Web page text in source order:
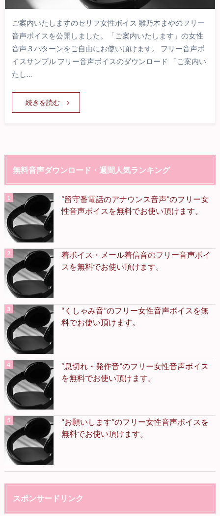
ご案内いたしますのセリフ女性ボイス 雛乃木まやのフリー
音声ボイスを公開しました。「ご案内いたします」の女性
音声３パターンをご自由にお使い頂けます。 フリー音声ボ
イスサンプル フリー音声ボイスのダウンロード 「ご案内い
たし…
続きを読む
無料音声ダウンロード・週間人気ランキング
“留守番電話のアナウンス音声”のフリー女
性音声ボイスを無料でお使い頂けます。
着ボイス・メール着信音のフリー音声ボイ
スを無料でお使い頂けます。
“くしゃみ音”のフリー女性音声ボイスを無
料でお使い頂けます。
“息切れ・発作音”のフリー女性音声ボイス
を無料でお使い頂けます。
“お願いします”のフリー女性音声ボイスを
無料でお使い頂けます。
スポンサードリンク